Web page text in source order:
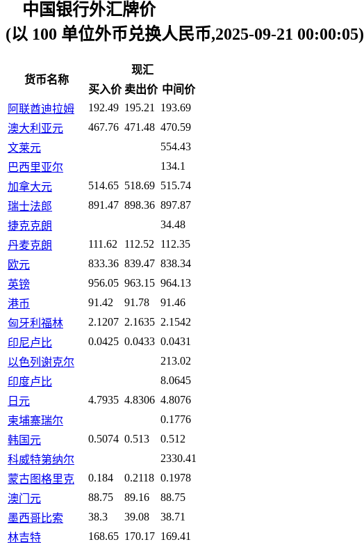
中国银行外汇牌价
(以 100 单位外币兑换人民币,2025-09-21 00:00:05)
货币名称
现汇
买入价 卖出价 中间价
阿联酋迪拉姆
192.49 195.21
193.69
澳大利亚元
467.76 471.48 470.59
文莱元
554.43
巴西里亚尔
134.1
加拿大元
514.65 518.69 515.74
瑞士法郎
891.47 898.36 897.87
捷克克朗
34.48
丹麦克朗
111.62 112.52
112.35
欧元
833.36 839.47 838.34
英镑
956.05 963.15 964.13
港币
91.42 91.78
91.46
匈牙利福林
2.1207 2.1635 2.1542
印尼卢比
0.0425 0.0433 0.0431
以色列谢克尔
213.02
印度卢比
8.0645
日元
4.7935 4.8306 4.8076
柬埔寨瑞尔
0.1776
韩国元
0.5074 0.513
0.512
科威特第纳尔
2330.41
蒙古图格里克
0.184 0.2118 0.1978
澳门元
88.75 89.16
88.75
墨西哥比索
38.3 39.08
38.71
林吉特
168.65 170.17 169.41